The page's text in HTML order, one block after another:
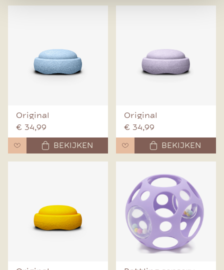
Original
€ 34,99
BEKIJKEN
Original
€ 34,99
BEKIJKEN